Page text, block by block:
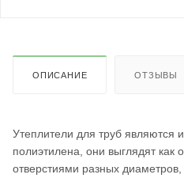
ОПИСАНИЕ ОТЗЫВЫ
Утеплители для труб являются
полиэтилена, они выглядят как
отверстиями разных